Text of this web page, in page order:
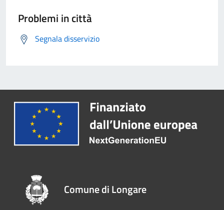
Problemi in città
Segnala disservizio
Comune di Longare